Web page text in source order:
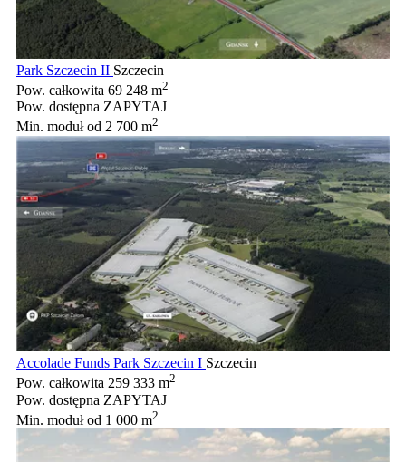
Park Szczecin II Szczecin
Pow. całkowita 69 248 m2
Pow. dostępna ZAPYTAJ
Min. modułod 2 700 m2
Accolade Funds Park Szczecin I Szczecin
Pow. całkowita 259 333 m2
Pow. dostępna ZAPYTAJ
Min. modułod 1 000 m2